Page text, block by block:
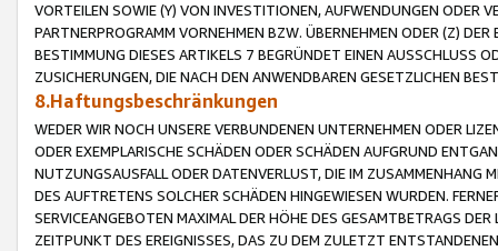
VORTEILEN SOWIE (Y) VON INVESTITIONEN, AUFWENDUNGEN ODER
PARTNERPROGRAMM VORNEHMEN BZW. ÜBERNEHMEN ODER (Z)
BESTIMMUNG DIESES ARTIKELS 7 BEGRÜNDET EINEN AUSSCHLUSS
ZUSICHERUNGEN, DIE NACH DEN ANWENDBAREN GESETZLICHEN
8.Haftungsbeschränkungen
WEDER WIR NOCH UNSERE VERBUNDENEN UNTERNEHMEN ODER
ODER EXEMPLARISCHE SCHÄDEN ODER SCHÄDEN AUFGRUND
NUTZUNGSAUSFALL ODER DATENVERLUST, DIE IM ZUSAMMENHANG
DES AUFTRETENS SOLCHER SCHÄDEN HINGEWIESEN WURDEN.
SERVICEANGEBOTEN MAXIMAL DER HÖHE DES GESAMTBETRAGS
ZEITPUNKT DES EREIGNISSES, DAS ZU DEM ZULETZT